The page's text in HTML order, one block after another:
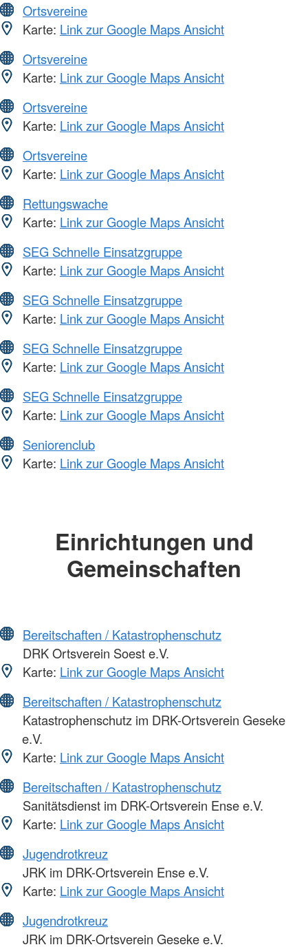
Ortsvereine
Karte: Link zur Google Maps Ansicht
Ortsvereine
Karte: Link zur Google Maps Ansicht
Ortsvereine
Karte: Link zur Google Maps Ansicht
Ortsvereine
Karte: Link zur Google Maps Ansicht
Rettungswache
Karte: Link zur Google Maps Ansicht
SEG Schnelle Einsatzgruppe
Karte: Link zur Google Maps Ansicht
SEG Schnelle Einsatzgruppe
Karte: Link zur Google Maps Ansicht
SEG Schnelle Einsatzgruppe
Karte: Link zur Google Maps Ansicht
SEG Schnelle Einsatzgruppe
Karte: Link zur Google Maps Ansicht
Seniorenclub
Karte: Link zur Google Maps Ansicht
Einrichtungen und
Gemeinschaften
Bereitschaften / Katastrophenschutz
DRK Ortsverein Soest e.V.
Karte: Link zur Google Maps Ansicht
Bereitschaften / Katastrophenschutz
Katastrophenschutz im DRK-Ortsverein Geseke
e.V.
Karte: Link zur Google Maps Ansicht
Bereitschaften / Katastrophenschutz
Sanitätsdienst im DRK-Ortsverein Ense e.V.
Karte: Link zur Google Maps Ansicht
Jugendrotkreuz
JRK im DRK-Ortsverein Ense e.V.
Karte: Link zur Google Maps Ansicht
Jugendrotkreuz
JRK im DRK-Ortsverein Geseke e.V.